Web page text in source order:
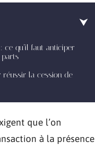
ce qu’il faut anticiper
réussir la cession de
que l’on
à la présence